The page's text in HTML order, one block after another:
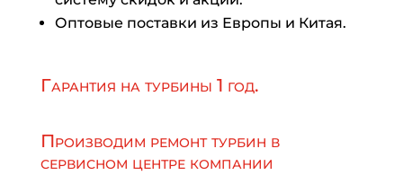
Оптовые поставки из Европы и Китая.
Гарантия на турбины 1 год.
Производим ремонт турбин в
сервисном центре компании